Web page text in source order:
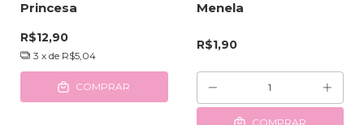
Princesa
R$12,90
3 x de R$5,04
COMPRAR
Menela
R$1,90
COMPRAR